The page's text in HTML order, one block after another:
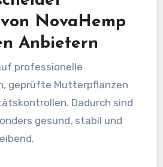
NovaHemp
Anbietern
professionelle
geprüfte Mutterpflanzen
Dadurch sind
gesund, stabil und